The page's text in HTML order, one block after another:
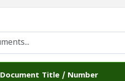
Document Title / Number